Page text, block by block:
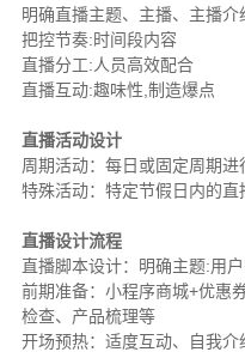
明确直播主题、主播、主播介
把控节奏:时间段内容
直播分工:人员高效配合
直播互动:趣味性,制造爆点
直播活动设计
周期活动：每日或固定周期进
特殊活动：特定节假日内的直
直播设计流程
直播脚本设计：明确主题:用
前期准备：小程序商城+优惠
检查、产品梳理等
开场预热：适度互动、自我介